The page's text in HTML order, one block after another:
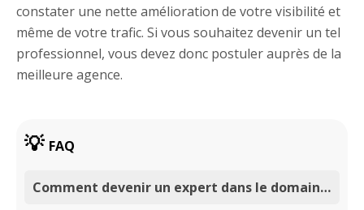
constater une nette amélioration de votre visibilité et
même de votre trafic. Si vous souhaitez devenir un tel
professionnel, vous devez donc postuler auprès de la
meilleure agence.
FAQ
Comment devenir un expert dans le domaine des adwords ?